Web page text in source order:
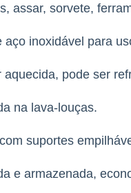
assar, sorvete,
aço inoxidável para
aquecida, pode ser
na lava-louças.
suportes
e armazenada,